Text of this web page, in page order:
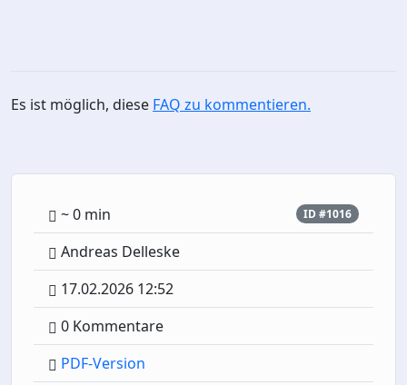
Es ist möglich, diese FAQ zu kommentieren.
~ 0 min ID #1016
Andreas Delleske
17.02.2026 12:52
0 Kommentare
PDF-Version